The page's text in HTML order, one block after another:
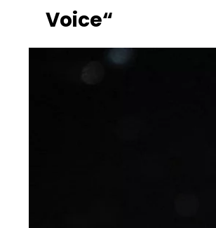
Voice“